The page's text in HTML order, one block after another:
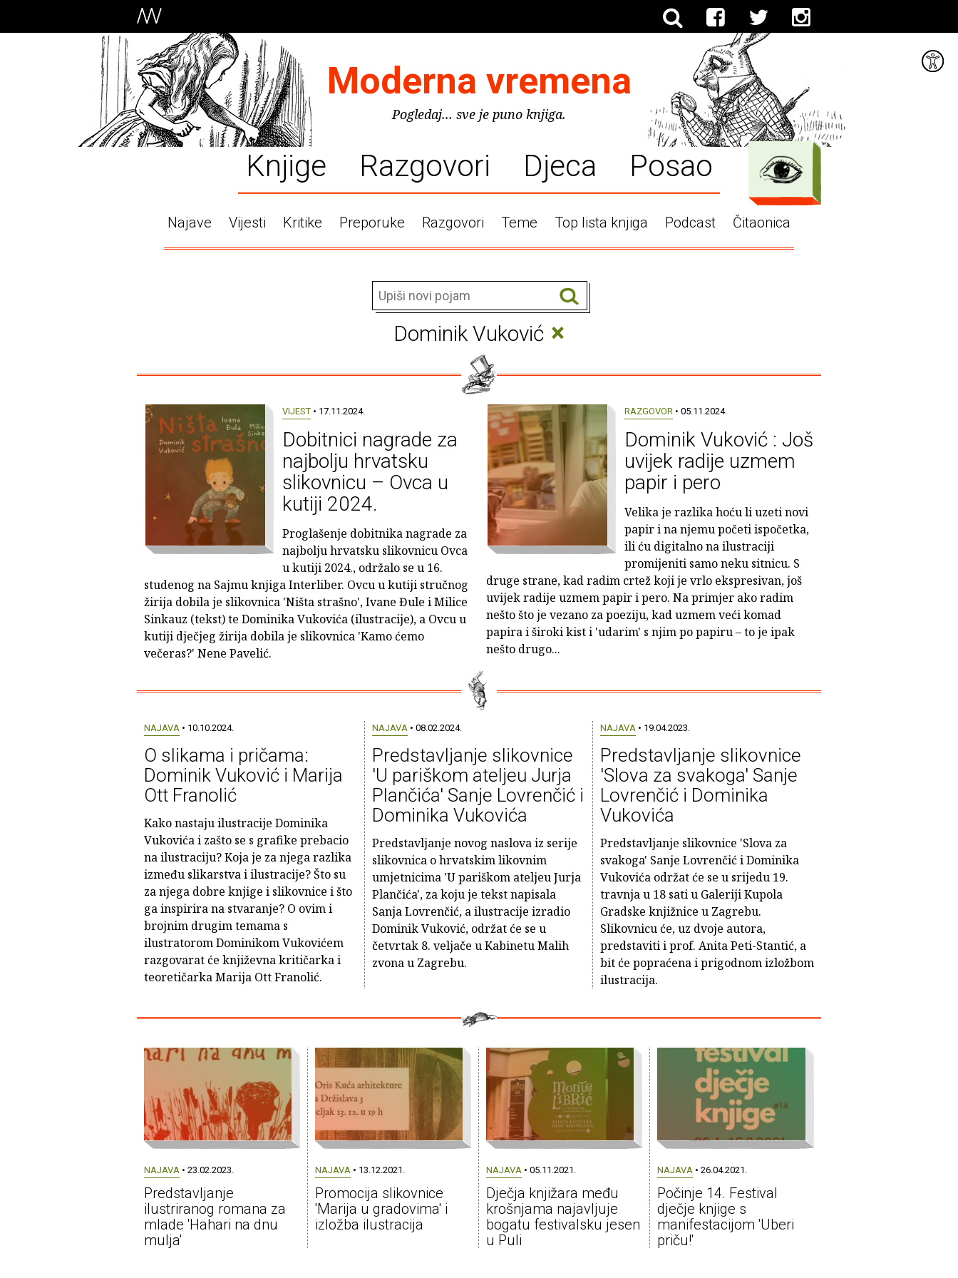
Moderna vremena
Pogledaj... sve je puno knjiga.
Knjige Razgovori Djeca Posao
Najave Vijesti Kritike Preporuke Razgovori Teme Top lista knjiga Podcast Čitaonica
Dominik Vuković ×
VIJEST • 17.11.2024.
Dobitnici nagrade za
najbolju hrvatsku
slikovnicu – Ovca u
kutiji 2024.
Proglašenje dobitnika nagrade za
najbolju hrvatsku slikovnicu Ovca
u kutiji 2024., održalo se u 16.
studenog na Sajmu knjiga Interliber. Ovcu u kutiji stručnog
žirija dobila je slikovnica 'Ništa strašno', Ivane Đule i Milice
Sinkauz (tekst) te Dominika Vukovića (ilustracije), a Ovcu u
kutiji dječjeg žirija dobila je slikovnica 'Kamo ćemo
večeras?' Nene Pavelić.
RAZGOVOR • 05.11.2024.
Dominik Vuković : Još
uvijek radije uzmem
papir i pero
Velika je razlika hoću li uzeti novi
papir i na njemu početi ispočetka,
ili ću digitalno na ilustraciji
promijeniti samo neku sitnicu. S
druge strane, kad radim crtež koji je vrlo ekspresivan, još
uvijek radije uzmem papir i pero. Na primjer ako radim
nešto što je vezano za poeziju, kad uzmem veći komad
papira i široki kist i 'udarim' s njim po papiru – to je ipak
nešto drugo...
NAJAVA• 10.10.2024.
O slikama i pričama:
Dominik Vuković i Marija
Ott Franolić
Kako nastaju ilustracije Dominika
Vukovića i zašto se s grafike prebacio
na ilustraciju? Koja je za njega razlika
između slikarstva i ilustracije? Što su
za njega dobre knjige i slikovnice i što
ga inspirira na stvaranje? O ovim i
brojnim drugim temama s
ilustratorom Dominikom Vukovićem
razgovarat će književna kritičarka i
teoretičarka Marija Ott Franolić.
NAJAVA• 08.02.2024.
Predstavljanje slikovnice
'U pariškom ateljeu Jurja
Plančića' Sanje Lovrenčić i
Dominika Vukovića
Predstavljanje novog naslova iz serije
slikovnica o hrvatskim likovnim
umjetnicima 'U pariškom ateljeu Jurja
Plančića', za koju je tekst napisala
Sanja Lovrenčić, a ilustracije izradio
Dominik Vuković, održat će se u
četvrtak 8. veljače u Kabinetu Malih
zvona u Zagrebu.
NAJAVA• 19.04.2023.
Predstavljanje slikovnice
'Slova za svakoga' Sanje
Lovrenčić i Dominika
Vukovića
Predstavljanje slikovnice 'Slova za
svakoga' Sanje Lovrenčić i Dominika
Vukovića održat će se u srijedu 19.
travnja u 18 sati u Galeriji Kupola
Gradske knjižnice u Zagrebu.
Slikovnicu će, uz dvoje autora,
predstaviti i prof. Anita Peti-Stantić, a
bit će popraćena i prigodnom izložbom
ilustracija.
NAJAVA • 23.02.2023.
Predstavljanje
ilustriranog romana za
mlade 'Hahari na dnu
mulja'
NAJAVA • 13.12.2021.
Promocija slikovnice
'Marija u gradovima' i
izložba ilustracija
NAJAVA • 05.11.2021.
Dječja knjižara među
krošnjama najavljuje
bogatu festivalsku jesen
u Puli
NAJAVA • 26.04.2021.
Počinje 14. Festival
dječje knjige s
manifestacijom 'Uberi
priču!'